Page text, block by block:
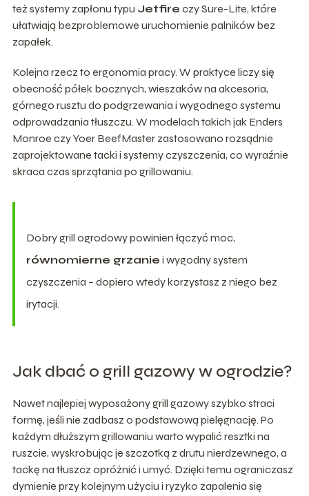
też systemy zapłonu typu Jetfire czy Sure-Lite, które
ułatwiają bezproblemowe uruchomienie palników bez
zapałek.
Kolejna rzecz to ergonomia pracy. W praktyce liczy się
obecność półek bocznych, wieszaków na akcesoria,
górnego rusztu do podgrzewania i wygodnego systemu
odprowadzania tłuszczu. W modelach takich jak Enders
Monroe czy Yoer BeefMaster zastosowano rozsądnie
zaprojektowane tacki i systemy czyszczenia, co wyraźnie
skraca czas sprzątania po grillowaniu.
Dobry grill ogrodowy powinien łączyć moc,
równomierne grzanie i wygodny system
czyszczenia – dopiero wtedy korzystasz z niego bez
irytacji.
Jak dbać o grill gazowy w ogrodzie?
Nawet najlepiej wyposażony grill gazowy szybko straci
formę, jeśli nie zadbasz o podstawową pielęgnację. Po
każdym dłuższym grillowaniu warto wypalić resztki na
ruszcie, wyskrobując je szczotką z drutu nierdzewnego, a
tackę na tłuszcz opróżnić i umyć. Dzięki temu ograniczasz
dymienie przy kolejnym użyciu i ryzyko zapalenia się